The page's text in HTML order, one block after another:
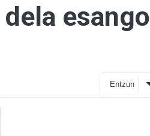
esango
Entzun